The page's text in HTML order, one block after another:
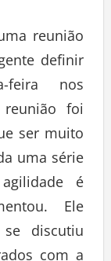
reunião
definir
nos
reunião foi
ser muito
uma série
é
Ele
discutiu